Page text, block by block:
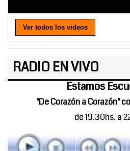
Ver todos los videos
RADIO EN VIVO
Estamos
"De Corazón a Corazón"
de 19.30hs. a